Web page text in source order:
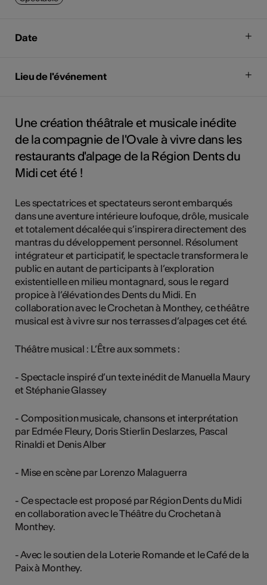
Date
Lieu de l'événement
Une création théâtrale et musicale inédite
de la compagnie de l'Ovale à vivre dans les
restaurants d'alpage de la Région Dents du
Midi cet été !
Les spectatrices et spectateurs seront embarqués
dans une aventure intérieure loufoque, drôle, musicale
et totalement décalée qui s’inspirera directement des
mantras du développement personnel. Résolument
intégrateur et participatif, le spectacle transformera le
public en autant de participants à l’exploration
existentielle en milieu montagnard, sous le regard
propice à l’élévation des Dents du Midi. En
collaboration avec le Crochetan à Monthey, ce théâtre
musical est à vivre sur nos terrasses d’alpages cet été.
Théâtre musical : L’Être aux sommets :
- Spectacle inspiré d’un texte inédit de Manuella Maury
et Stéphanie Glassey
- Composition musicale, chansons et interprétation
par Edmée Fleury, Doris Stierlin Deslarzes, Pascal
Rinaldi et Denis Alber
- Mise en scène par Lorenzo Malaguerra
- Ce spectacle est proposé par Région Dents du Midi
en collaboration avec le Théâtre du Crochetan à
Monthey.
- Avec le soutien de la Loterie Romande et le Café de la
Paix à Monthey.